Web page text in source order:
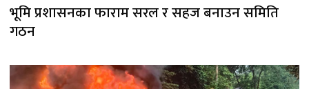
भूमि प्रशासनका फाराम सरल र सहज बनाउन समिति
गठन